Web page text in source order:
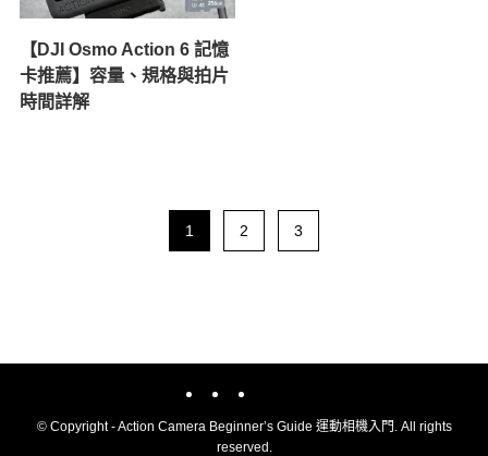
【DJI Osmo Action 6 記憶
卡推薦】容量、規格與拍片
時間詳解
1 2 3
©Copyright - Action Camera Beginner’s Guide 運動相機入門. All rights
reserved.